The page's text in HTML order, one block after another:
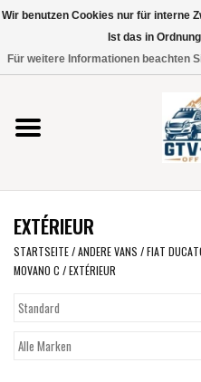
Vito / V-Klasse 447
Viano /Vito 639
VW T7 2025
VW T5
EXTÉRIEUR
STARTSEITE/ANDERE VANS /FIAT
MOVANO C /EXTÉRIEUR
Wir benutzen Cookies nur für interne
Ist das in
Für weitere Informationen beachten